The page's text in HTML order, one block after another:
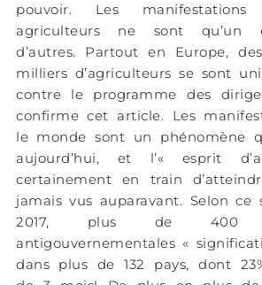
pouvoir. Les
agriculteurs ne sont qu’un
d’autres. Partout en Europe,
milliers d’agriculteurs se sont
contre le programme des
confirme cet article. Les
le monde sont un phénomène
aujourd’hui, et l’« esprit
certainement en train
jamais vus auparavant. Selon ce
2017, plus de 400
antigouvernementales «
dans plus de 132 pays, dont